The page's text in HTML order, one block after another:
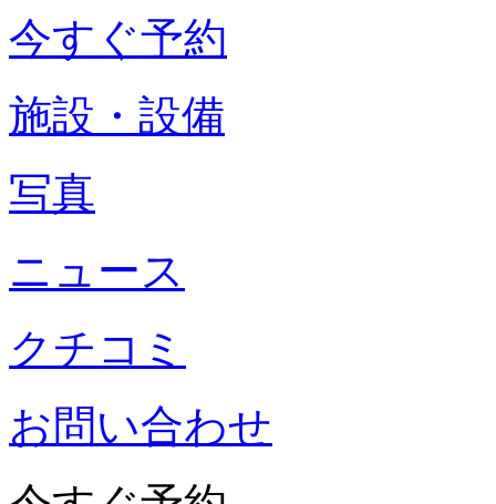
今すぐ予約
施設・設備
写真
ニュース
クチコミ
お問い合わせ